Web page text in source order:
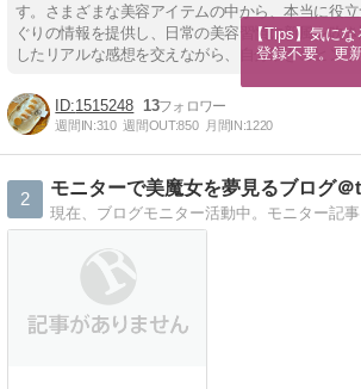
す。さまざまな美容アイテムの中から、本当に役
ぐりの情報を提供し、日常の美容習慣に新風を吹き
したリアルな感想を交えながら、自分磨きのヒン
1515248 13
週間IN:310 週間OUT:850 月間IN:1220
2
モニターで美魔女を夢見るブログ
【Tips】気に
登録不要。更